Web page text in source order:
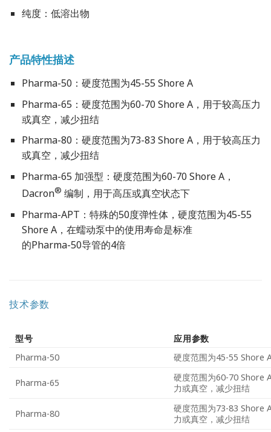
纯度：低溶出物
产品特性描述
Pharma-50：硬度范围为45-55 Shore A
Pharma-65：硬度范围为60-70 Shore A，用于较高压力
或真空，减少扭结
Pharma-80：硬度范围为73-83 Shore A，用于较高压力
或真空，减少扭结
Pharma-65 加强型：硬度范围为60-70 Shore A，
Dacron® 编制，用于高压或真空状态下
Pharma-APT：特殊的50度弹性体，硬度范围为45-55
Shore A，在蠕动泵中的使用寿命是标准
的Pharma-50导管的4倍
技术参数
型号
应用参数
Pharma-50
硬度范围为45-55 Shore
Pharma-65
硬度范围为60-70 Shore
力或真空，减少扭结
Pharma-80
硬度范围为73-83 Shore
力或真空，减少扭结